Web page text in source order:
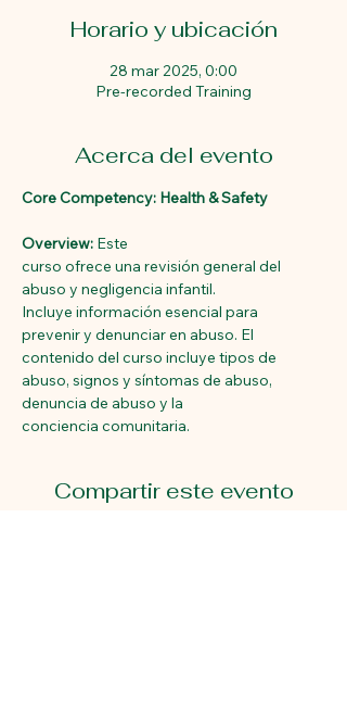
Horario y ubicación
28 mar 2025, 0:00
Pre-recorded Training
Acerca del evento
Core Competency: Health & Safety
Overview: Este
curso ofrece una revisión general del
abuso y negligencia infantil.
Incluye información esencial para
prevenir y denunciar en abuso. El
contenido del curso incluye tipos de
abuso, signos y síntomas de abuso,
denuncia de abuso y la
conciencia comunitaria.
Compartir este evento